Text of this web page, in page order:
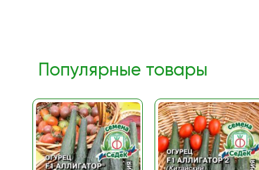
Популярные товары